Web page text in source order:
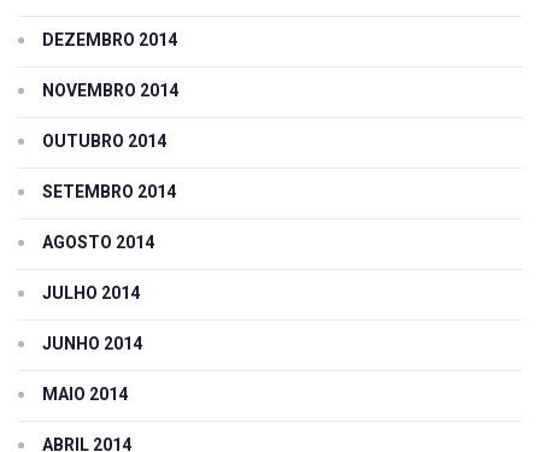
DEZEMBRO 2014
NOVEMBRO 2014
OUTUBRO 2014
SETEMBRO 2014
AGOSTO 2014
JULHO 2014
JUNHO 2014
MAIO 2014
ABRIL 2014